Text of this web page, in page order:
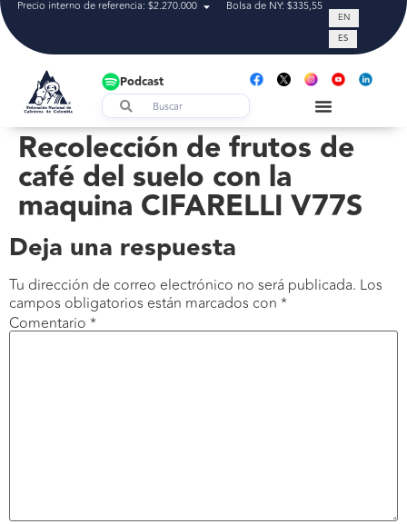
Precio interno de referencia: $2.270.000 Bolsa de NY: $335,55 Tasa de
EN
ES
Podcast
Recolección de frutos de
café del suelo con la
maquina CIFARELLI V77S
Deja una respuesta
Tu dirección de correo electrónico no será publicada. Los
campos obligatorios están marcados con *
Comentario *